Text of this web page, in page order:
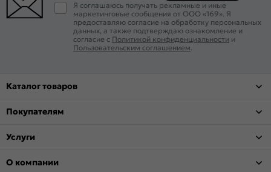
Я соглашаюсь получать рекламные и иные
маркетинговые сообщения от ООО «169». Я
предоставляю согласие на обработку персональных
данных, а также подтверждаю ознакомление и
согласие с Политикой конфиденциальности и
Пользовательским соглашением.
Каталог товаров
Покупателям
Услуги
О компании